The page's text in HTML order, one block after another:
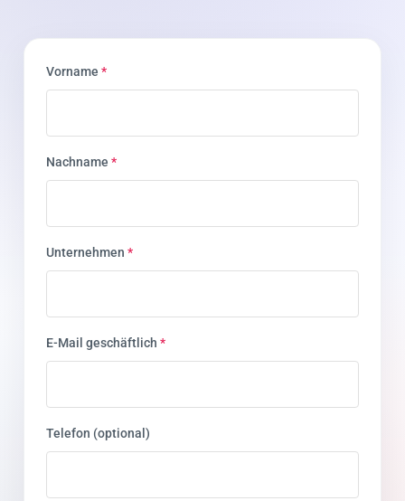
Vorname *
Nachname *
Unternehmen *
E-Mail geschäftlich *
Telefon (optional)